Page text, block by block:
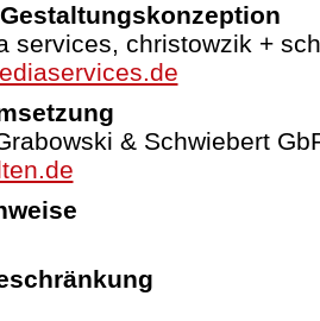
services, christowzik +
& Schwiebert